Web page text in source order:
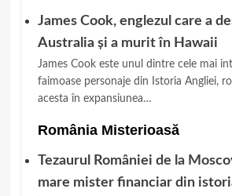
James Cook, englezul care a
Australia și a murit în Hawaii
James Cook este unul dintre cele mai
faimoase personaje din Istoria Angliei,
acesta în expansiunea…
România Misterioasă
Tezaurul României de la
mare mister financiar din